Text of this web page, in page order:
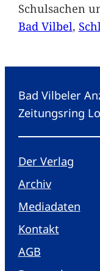
Schulsachen
Bad Vilbel,
Bad Vilbeler
Zeitungsring
Der Verlag
Archiv
Mediadaten
Kontakt
AGB